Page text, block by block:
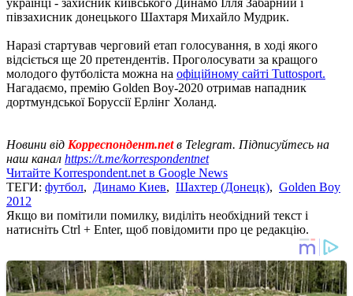
півзахисник донецького Шахтаря Михайло Мудрик.
Наразі стартував черговий етап голосування, в ході якого
відсіється ще 20 претендентів. Проголосувати за кращого
молодого футболіста можна на офіційному сайті Tuttosport.
Нагадаємо, премію Golden Boy-2020 отримав нападник
дортмундської Боруссії Ерлінг Холанд.
Новини від Корреспондент.netв Telegram. Підписуйтесь на
наш канал https://t.me/korrespondentnet
Читайте Korrespondent.net в Google News
ТЕГИ: футбол, Динамо Киев, Шахтер (Донецк), Golden Boy
2012
Якщо ви помітили помилку, виділіть необхідний текст і
натисніть Ctrl + Enter, щоб повідомити про це редакцію.